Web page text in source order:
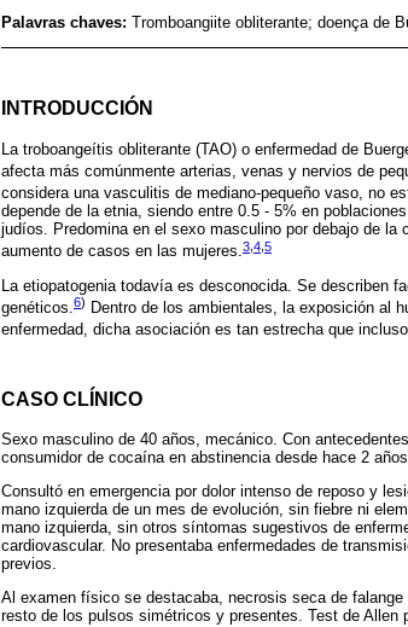
Palavras chaves: Tromboangiite obliterante; doença de
INTRODUCCIÓN
La troboangeítis obliterante (TAO) o enfermedad de
afecta más comúnmente arterias, venas y nervios de
considera una vasculitis de mediano-pequeño vaso, no
depende de la etnia, siendo entre 0.5 - 5% en
judíos. Predomina en el sexo masculino por debajo de
aumento de casos en las mujeres.3 4 5
La etiopatogenia todavía es desconocida. Se describen
genéticos.6) Dentro de los ambientales, la exposición al
enfermedad, dicha asociación es tan estrecha que
CASO CLÍNICO
Sexo masculino de 40 años, mecánico. Con
consumidor de cocaína en abstinencia desde hace 2
Consultó en emergencia por dolor intenso de reposo y
mano izquierda de un mes de evolución, sin fiebre ni
mano izquierda, sin otros síntomas sugestivos de
cardiovascular. No presentaba enfermedades de
previos.
Al examen físico se destacaba, necrosis seca de
resto de los pulsos simétricos y presentes. Test de Allen